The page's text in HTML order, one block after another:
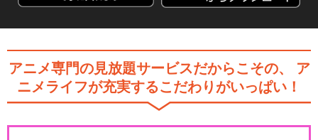
アニメ専門の見放題サービスだからこその、
ア
ニメライフが充実するこだわりがいっぱい！